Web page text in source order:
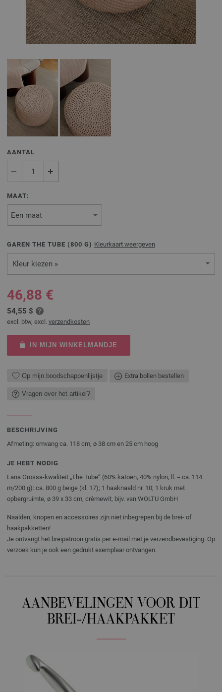
AANTAL
MAAT:
GAREN THE TUBE (800 G) Kleurkaart weergeven
Kleur kiezen »
46,88 €
54,55 $
excl. btw, excl. verzendkosten
IN MIJN WINKELMANDJE
Op mijn boodschappenlijstje Extra bollen bestellen
Vragen over het artikel?
BESCHRIJVING
Afmeting: omvang ca. 118 cm, ø 38 cm en 25 cm hoog
JE HEBT NODIG
Lana Grossa-kwaliteit „The Tube“ (60% katoen, 40% nylon, ll. = ca. 114
m/200 g): ca. 800 g beige (kl. 17); 1 haaknaald nr. 10; 1 kruk met
opbergruimte, ø 39 x 33 cm, crèmewit, bijv. van WOLTU GmbH
Naalden, knopen en accessoires zijn niet inbegrepen bij de brei- of
haakpakketten!
Je ontvangt het breipatroon gratis per e-mail met je verzendbevestiging. Op
verzoek kun je ook een gedrukt exemplaar ontvangen.
AANBEVELINGEN VOOR DIT
BREI-/HAAKPAKKET